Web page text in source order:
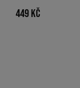
449 Kč